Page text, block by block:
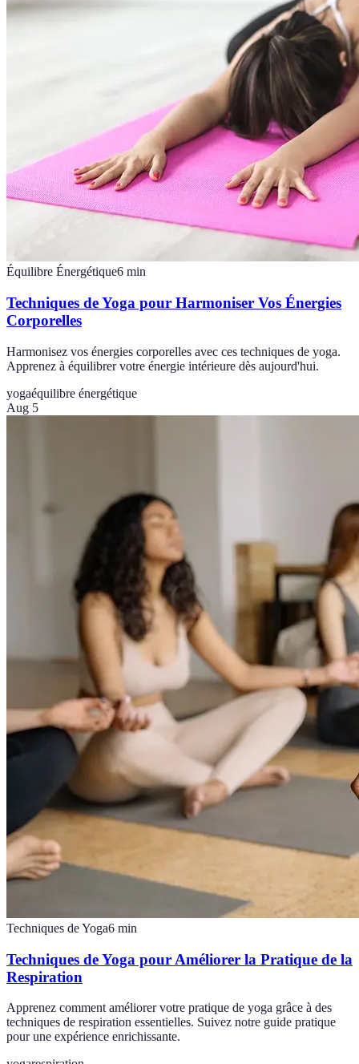
Équilibre Énergétique6 min
Techniques de Yoga pour Harmoniser Vos Énergies
Corporelles
Harmonisez vos énergies corporelles avec ces techniques de yoga.
Apprenez à équilibrer votre énergie intérieure dès aujourd'hui.
yogaéquilibre énergétique
Aug 5
Techniques de Yoga6 min
Techniques de Yoga pour Améliorer la Pratique de la
Respiration
Apprenez comment améliorer votre pratique de yoga grâce à des
techniques de respiration essentielles. Suivez notre guide pratique
pour une expérience enrichissante.